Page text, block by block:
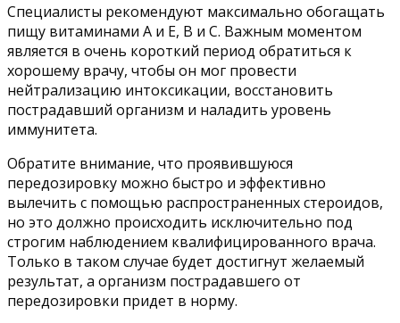
Специалисты рекомендуют максимально обогащать
пищу витаминами А и Е, В и С. Важным моментом
является в очень короткий период обратиться к
хорошему врачу, чтобы он мог провести
нейтрализацию интоксикации, восстановить
пострадавший организм и наладить уровень
иммунитета.
Обратите внимание, что проявившуюся
передозировку можно быстро и эффективно
вылечить с помощью распространенных стероидов,
но это должно происходить исключительно под
строгим наблюдением квалифицированного врача.
Только в таком случае будет достигнут желаемый
результат, а организм пострадавшего от
передозировки придет в норму.